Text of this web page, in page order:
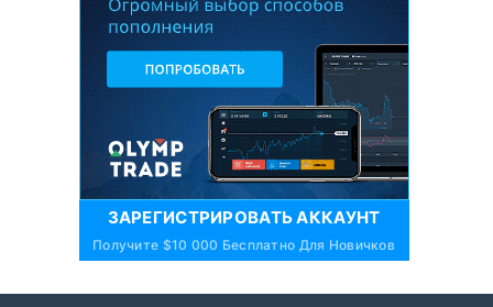
ЗАРЕГИСТРИРОВАТЬ АККАУНТ
Получите $10 000 Бесплатно Для Новичков